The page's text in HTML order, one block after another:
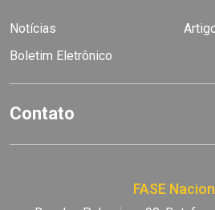
Notícias
Boletim Eletrônico
Contato
FASE